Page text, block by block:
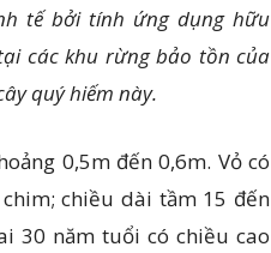
tế bởi tính ứng dụng hữu
các khu rừng bảo tồn của
quý hiếm này.
0,5m đến 0,6m. Vỏ có
chiều dài tầm 15 đến
30 năm tuổi có chiều cao